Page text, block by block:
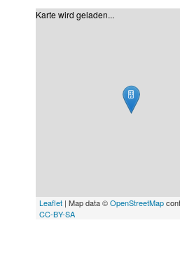
Karte wird geladen...
Leaflet| Map data ©OpenStreetMap
CC-BY-SA